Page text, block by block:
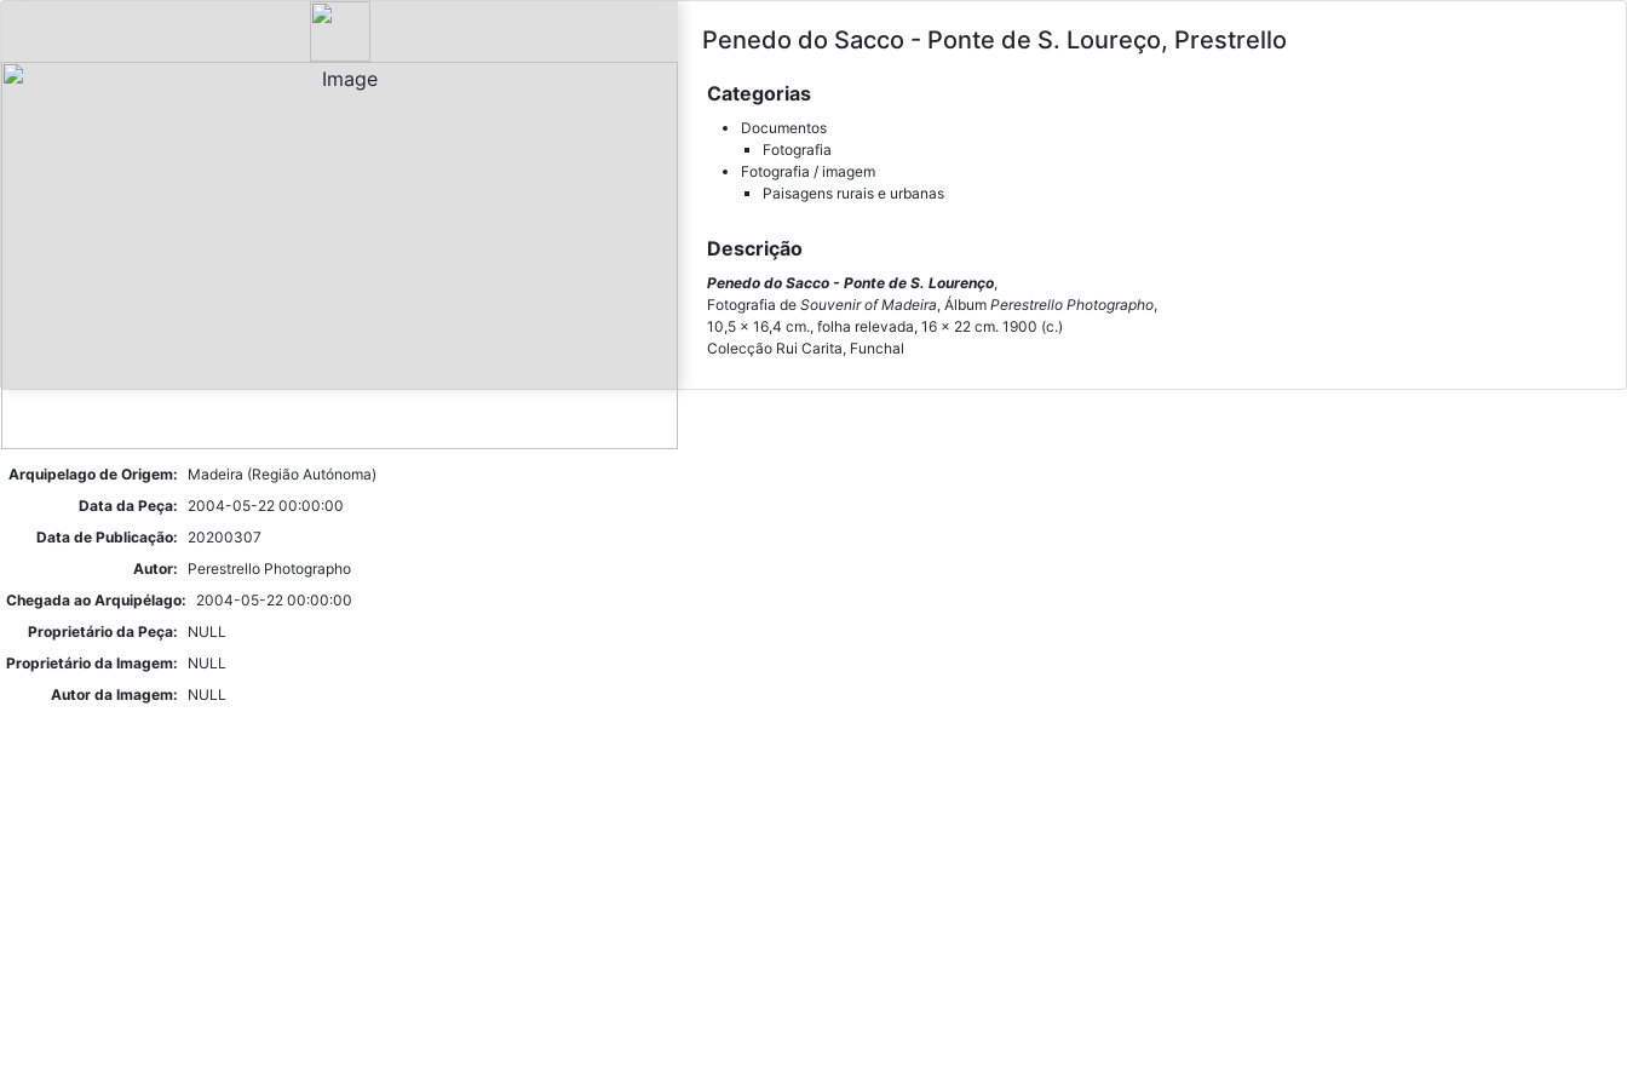
Arquipelago de Origem:
Madeira (Região Autónoma)
Data da Peça:
2004-05-22 00:00:00
Data de Publicação:
20200307
Autor:
Perestrello Photographo
Chegada ao Arquipélago:
2004-05-22 00:00:00
Proprietário da Peça:
NULL
Proprietário da Imagem:
NULL
Autor da Imagem:
NULL
Penedo do Sacco - Ponte de S. Loureço, Prestrello
Categorias
Documentos
Fotografia
Fotografia / imagem
Paisagens rurais e urbanas
Descrição
Penedo do Sacco - Ponte de S. Lourenço,
Fotografia deSouvenir of Madeira, ÁlbumPerestrello Photographo,
10,5 x 16,4 cm., folha relevada, 16 x 22 cm. 1900 (c.)
Colecção Rui Carita, Funchal